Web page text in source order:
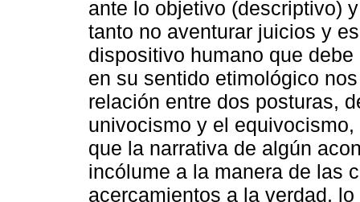
ante lo objetivo (descriptivo)
tanto no aventurar juicios y
dispositivo humano que
en su sentido etimológico
relación entre dos posturas,
univocismo y el
que la narrativa de algún
incólume a la manera de las
acercamientos a la verdad,